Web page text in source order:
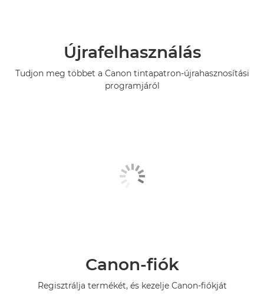
Újrafelhasználás
Tudjon meg többet a Canon tintapatron-újrahasznosítási
programjáról
Canon-fiók
Regisztrálja termékét, és kezelje Canon-fiókját